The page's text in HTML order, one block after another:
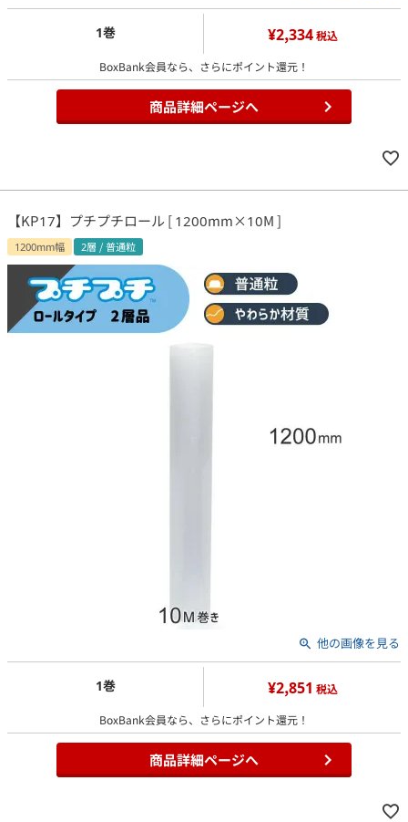
1巻 ¥2,334 税込
BoxBank会員なら、さらにポイント還元！
商品詳細ページへ
【KP17】プチプチロール [ 1200mm×10M ]
1200mm幅 2層 / 普通粒
他の画像を見る
1巻 ¥2,851 税込
BoxBank会員なら、さらにポイント還元！
商品詳細ページへ